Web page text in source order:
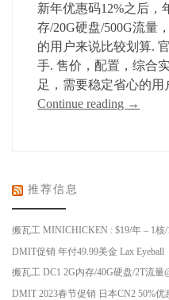
新年优惠码12%之后，
存/20G硬盘/500G流量
的用户来说比较划算.
手. 售价，配置，综合
足，需要稳定省心的用
Continue reading →
推荐信息
搬瓦工 MINICHICKEN : $19/年 – 1核/
DMIT促销 年付49.99美金 Lax Eyeball
搬瓦工 DC1 2G内存/40G硬盘/2T流
DMIT 2023春节促销 日本CN2 50%优